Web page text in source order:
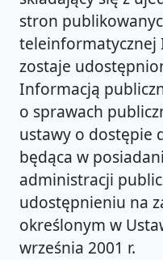
stron
teleinformatycznej
zostaje
Informacją
o sprawach
ustawy o dostępie
będąca w
administracji
udostępnieniu na
określonym w
września 2001 r.